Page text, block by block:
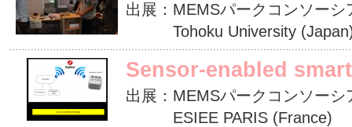
出展：MEMSパークコンソーシ
Tohoku University
Sensor-enabled
出展：MEMSパークコンソーシ
ESIEE PARIS (France)